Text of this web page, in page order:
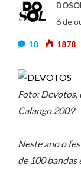
6 de
10 1878
Foto: Devotos,
Calango 2009
Neste ano o
de 100 bandas